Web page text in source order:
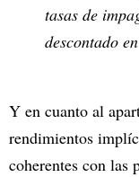
tasas de
descontado
Y en cuanto al
rendimientos
coherentes con las